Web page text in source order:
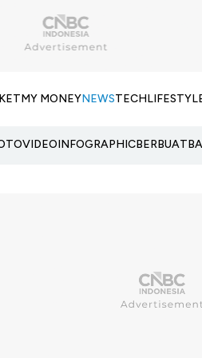
MY MONEYNEWSTECH
VIDEOINFOGRAPHIC